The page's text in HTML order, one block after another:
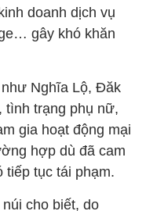
doanh dịch vụ
gây khó khăn
Nghĩa Lộ, Đăk
trạng phụ nữ,
gia hoạt động mại
hợp dù đã cam
tiếp tục tái phạm.
cho biết, do